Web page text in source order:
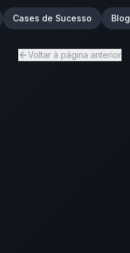
Cases de Sucesso Blog
Voltar à página anterior